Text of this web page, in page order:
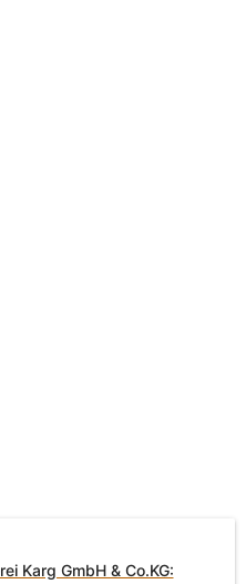
Karg GmbH & Co.KG: